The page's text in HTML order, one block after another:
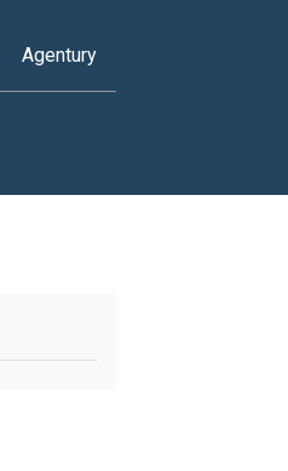
Agentury